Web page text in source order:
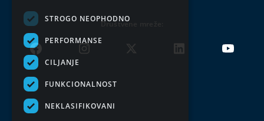
Društvene mreže:
STROGO NEOPHODNO
PERFORMANSE
CILJANJE
FUNKCIONALNOST
NEKLASIFIKOVANI